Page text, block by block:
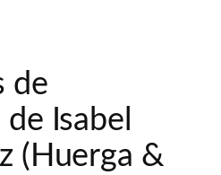
de
Isabel
(Huerga &